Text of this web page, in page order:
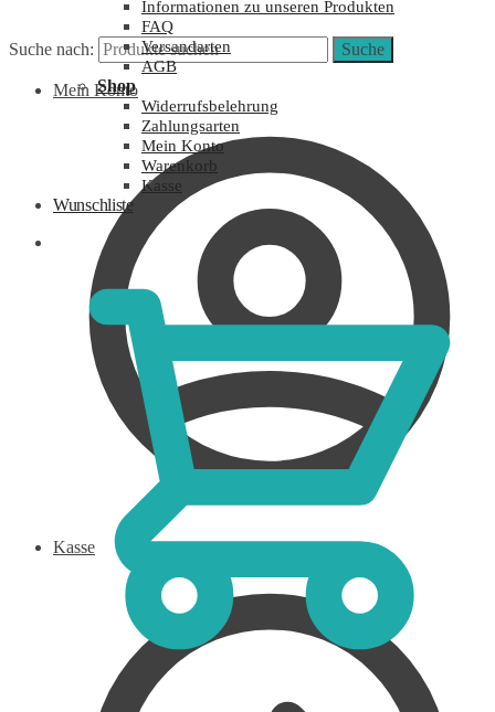
Suche nach: Suche
Mein Konto
Kasse
Informationen zu unseren Produkten
FAQ
Versandarten
AGB
Shop
Widerrufsbelehrung
Zahlungsarten
Mein Konto
Warenkorb
Kasse
Wunschliste